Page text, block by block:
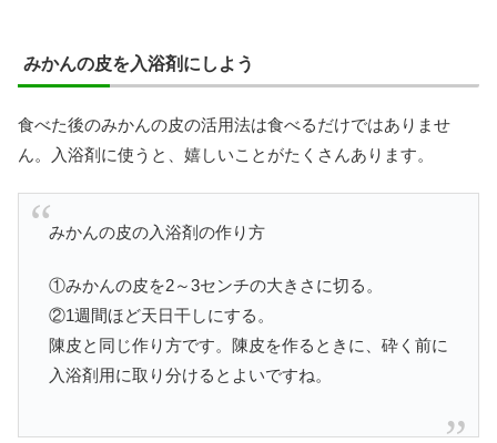
みかんの皮を入浴剤にしよう
食べた後のみかんの皮の活用法は食べるだけではありませ
ん。入浴剤に使うと、嬉しいことがたくさんあります。
みかんの皮の入浴剤の作り方
①みかんの皮を2～3センチの大きさに切る。
②1週間ほど天日干しにする。
陳皮と同じ作り方です。陳皮を作るときに、砕く前に
入浴剤用に取り分けるとよいですね。